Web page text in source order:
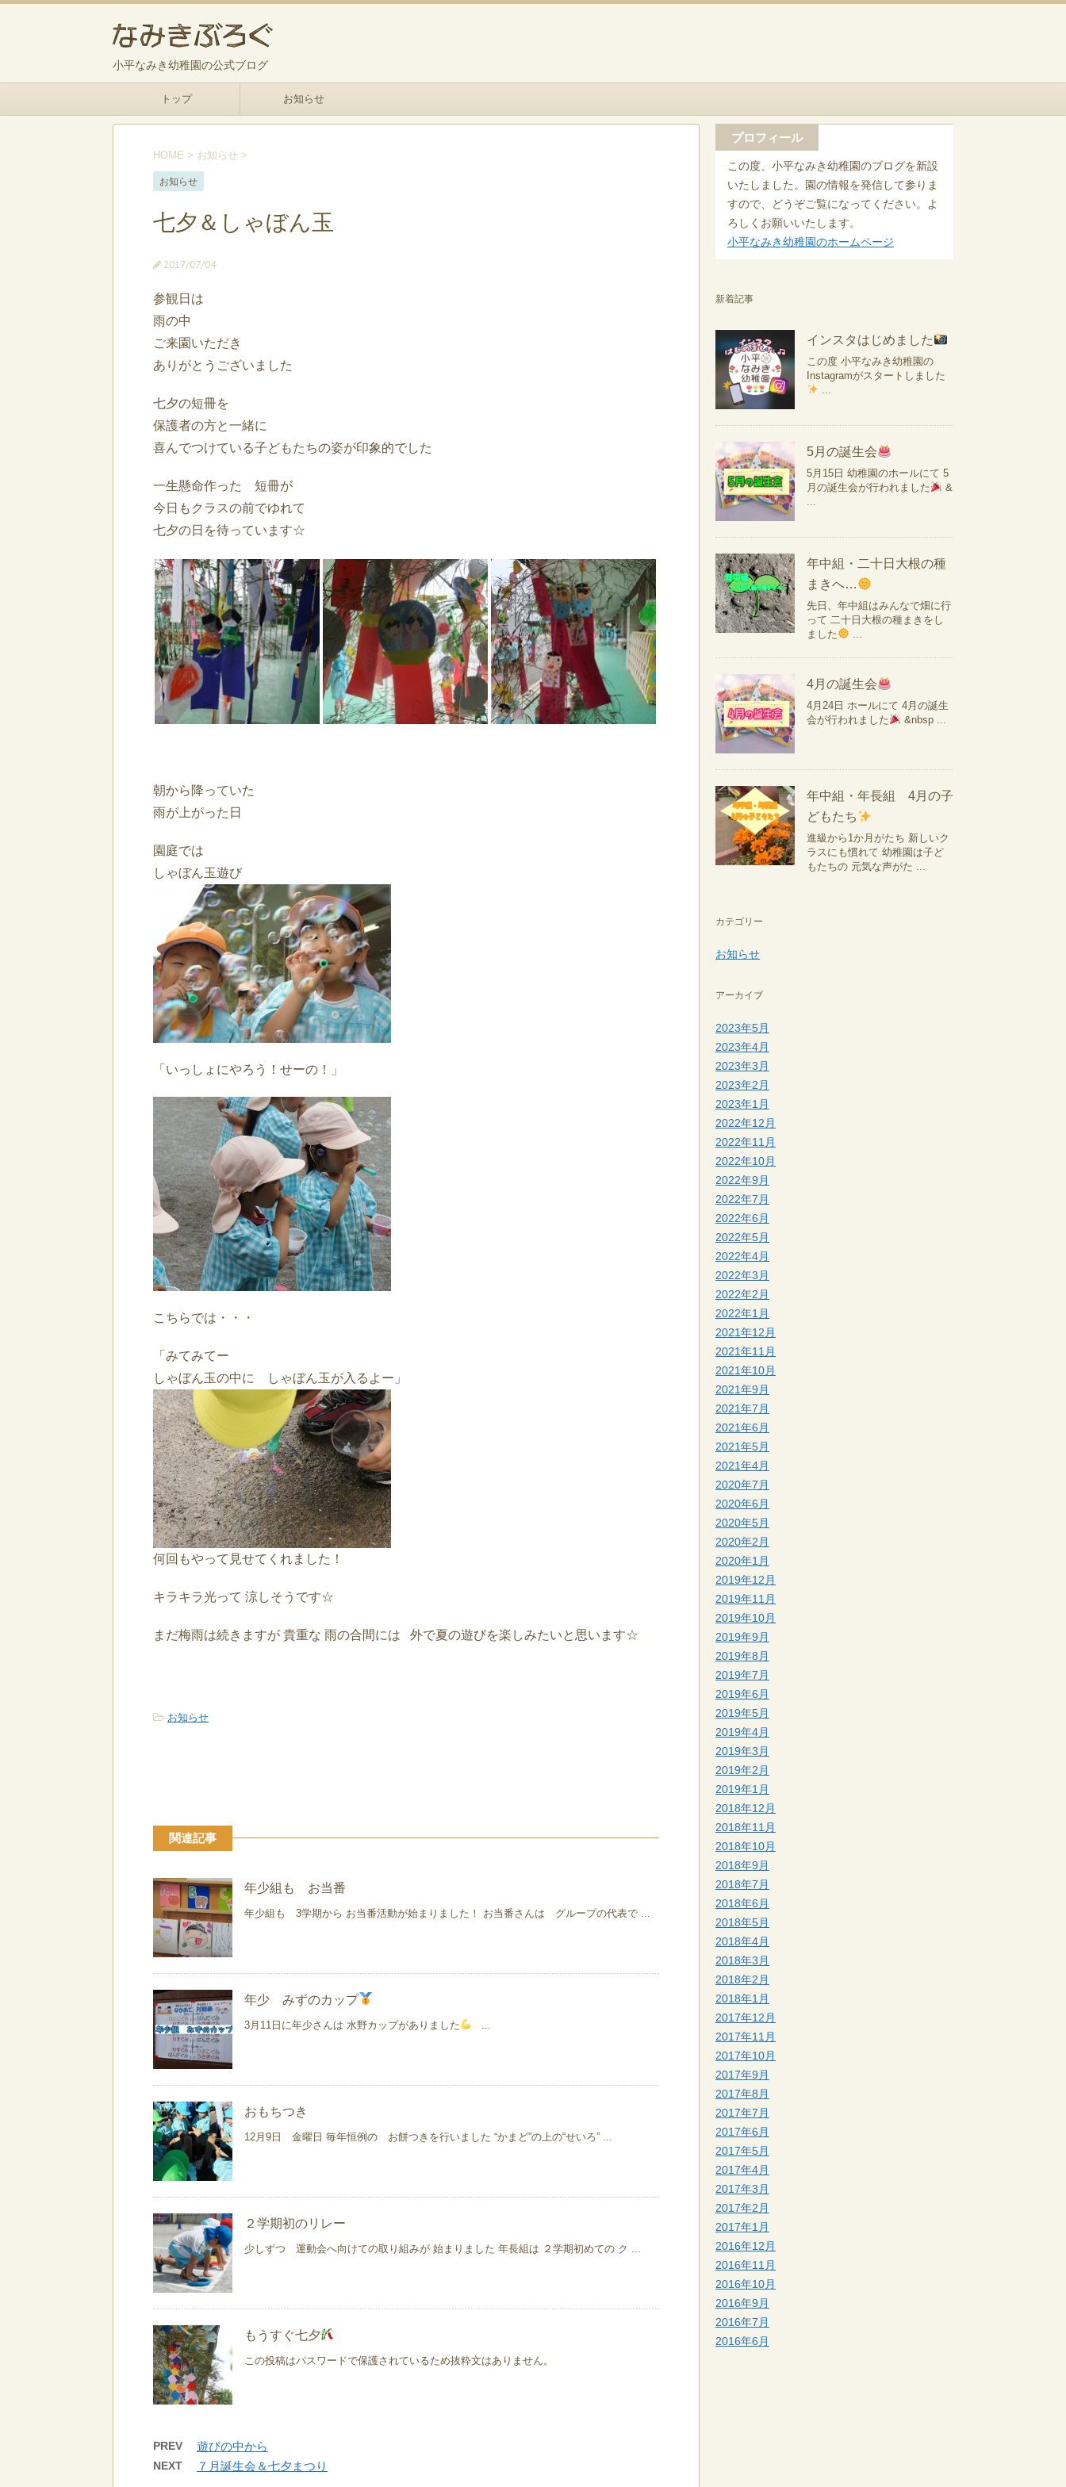
小平なみき幼稚園の公式ブログ
トップ お知らせ
HOME > お知らせ >
お知らせ
七夕＆しゃぼん玉
2017/07/04
参観日は
雨の中
ご来園いただき
ありがとうございました
七夕の短冊を
保護者の方と一緒に
喜んでつけている子どもたちの姿が印象的でした
一生懸命作った 短冊が
今日もクラスの前でゆれて
七夕の日を待っています☆
朝から降っていた
雨が上がった日
園庭では
しゃぼん玉遊び
「いっしょにやろう！せーの！」
こちらでは・・・
「みてみてー
しゃぼん玉の中に しゃぼん玉が入るよー」
何回もやって見せてくれました！
キラキラ光って 涼しそうです☆
まだ梅雨は続きますが 貴重な 雨の合間には 外で夏の遊びを楽しみたいと思います☆
-お知らせ
関連記事
年少組も お当番
年少組も 3学期から お当番活動が始まりました！ お当番さんは グループの代表で ...
年少 みずのカップ
3月11日に年少さんは 水野カップがありました
おもちつき
12月9日 金曜日 毎年恒例の お餅つきを行いました “かまど”の上の“せいろ” ...
２学期初のリレー
少しずつ 運動会へ向けての取り組みが 始まりました 年長組は ２学期初めての ク ...
もうすぐ七夕
この投稿はパスワードで保護されているため抜粋文はありません。
PREV 遊びの中から
NEXT ７月誕生会＆七夕まつり
プロフィール
この度、小平なみき幼稚園のブログを新設
いたしました。園の情報を発信して参りま
すので、どうぞご覧になってください。よ
ろしくお願いいたします。
小平なみき幼稚園のホームページ
新着記事
インスタはじめました
この度 小平なみき幼稚園の
Instagramがスタートしました
...
5月の誕生会
5月15日 幼稚園のホールにて 5
月の誕生会が行われました
&
...
年中組・二十日大根の種
まきへ…
先日、年中組はみんなで畑に行
って 二十日大根の種まきをし
ました
...
4月の誕生会
4月24日 ホールにて 4月の誕生
会が行われました
&nbsp ...
年中組・年長組 4月の子
どもたち
進級から1か月がたち 新しいク
ラスにも慣れて 幼稚園は子ど
もたちの 元気な声がた ...
カテゴリー
お知らせ
アーカイブ
2023年5月
2023年4月
2023年3月
2023年2月
2023年1月
2022年12月
2022年11月
2022年10月
2022年9月
2022年7月
2022年6月
2022年5月
2022年4月
2022年3月
2022年2月
2022年1月
2021年12月
2021年11月
2021年10月
2021年9月
2021年7月
2021年6月
2021年5月
2021年4月
2020年7月
2020年6月
2020年5月
2020年2月
2020年1月
2019年12月
2019年11月
2019年10月
2019年9月
2019年8月
2019年7月
2019年6月
2019年5月
2019年4月
2019年3月
2019年2月
2019年1月
2018年12月
2018年11月
2018年10月
2018年9月
2018年7月
2018年6月
2018年5月
2018年4月
2018年3月
2018年2月
2018年1月
2017年12月
2017年11月
2017年10月
2017年9月
2017年8月
2017年7月
2017年6月
2017年5月
2017年4月
2017年3月
2017年2月
2017年1月
2016年12月
2016年11月
2016年10月
2016年9月
2016年7月
2016年6月